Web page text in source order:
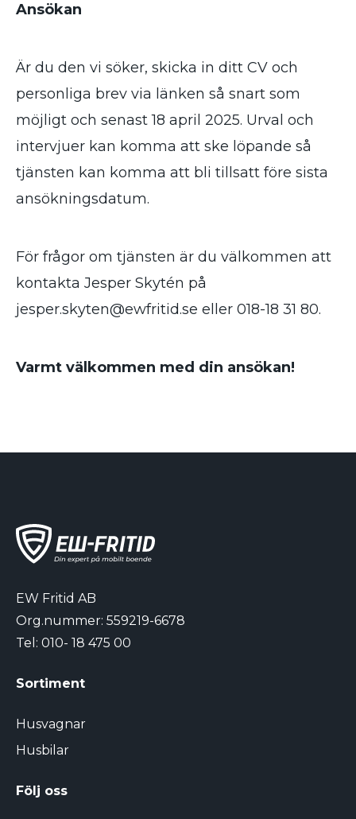
Ansökan
Är du den vi söker, skicka in ditt CV och
personliga brev via länken så snart som
möjligt och senast 18 april 2025. Urval och
intervjuer kan komma att ske löpande så
tjänsten kan komma att bli tillsatt före sista
ansökningsdatum.
För frågor om tjänsten är du välkommen att
kontakta Jesper Skytén på
jesper.skyten@ewfritid.se eller 018-18 31 80.
Varmt välkommen med din ansökan!
EW Fritid AB
Org.nummer: 559219-6678
Tel: 010- 18 475 00
Sortiment
Husvagnar
Husbilar
Följ oss